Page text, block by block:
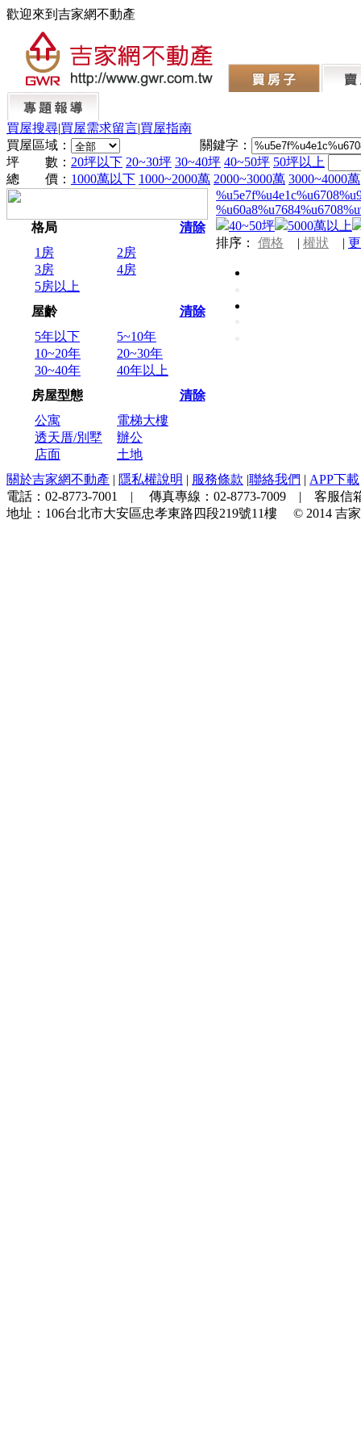
歡迎來到吉家網不動產
買屋搜尋|買屋需求留言|買屋指南
買屋區域：
關鍵字：
坪 數： 20坪以下 20~30坪 30~40坪 40~50坪 50坪以上
總 價： 1000萬以下 1000~2000萬 2000~3000萬 3000~4000萬
格局
清除
1房
2房
3房
4房
5房以上
屋齡
清除
5年以下
5~10年
10~20年
20~30年
30~40年
40年以上
房屋型態
清除
公寓
電梯大樓
透天厝/別墅
辦公
店面
土地
40~50坪
5000萬以上
排序： 價格 | 權狀 |
關於吉家網不動產 | 隱私權說明 | 服務條款 |聯絡我們 | APP下載
電話： 02-8773-7001 | 傳真專線： 02-8773-7009 | 客服信
地址： 106台北市大安區忠孝東路四段219號11樓 © 2014 吉